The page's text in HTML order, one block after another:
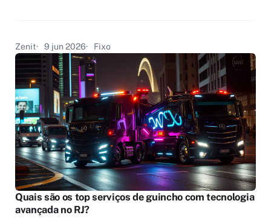
Zenit 9 jun 2026 Fixo
Quais são os top serviços de guincho com tecnologia
avançada no RJ?